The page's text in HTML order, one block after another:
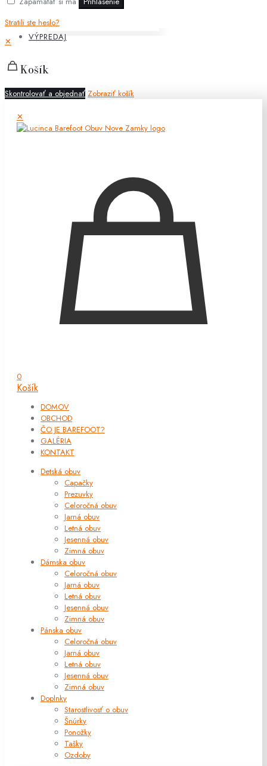
VÝPREDAJ
Stratili ste heslo?
✕
Košík
Skontrolovať a objednať Zobraziť košík
✕
0
Košík
DOMOV
OBCHOD
ČO JE BAREFOOT?
GALÉRIA
KONTAKT
Detská obuv
Capačky
Prezuvky
Celoročná obuv
Jarná obuv
Letná obuv
Jesenná obuv
Zimná obuv
Dámska obuv
Celoročná obuv
Jarná obuv
Letná obuv
Jesenná obuv
Zimná obuv
Pánska obuv
Celoročná obuv
Jarná obuv
Letná obuv
Jesenná obuv
Zimná obuv
Doplnky
Starostlivosť o obuv
Šnúrky
Ponožky
Tašky
Ozdoby